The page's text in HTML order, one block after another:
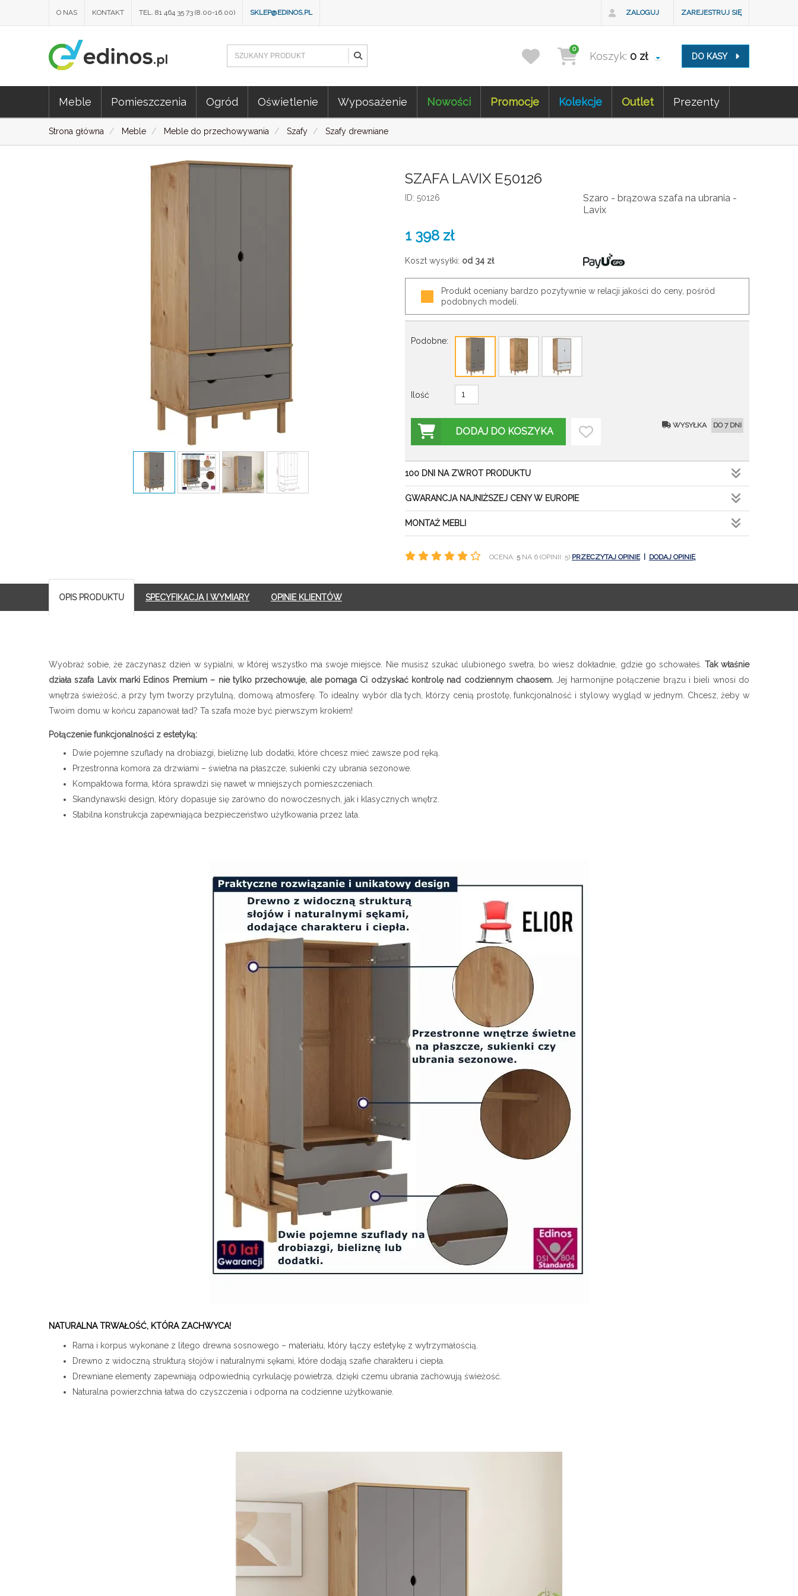
O NAS KONTAKT TEL. 81 464 35 73 (8.00-16.00) SKLEP@EDINOS.PL ZALOGUJ ZAREJESTRUJ SIĘ
Koszyk: 0 zł
0
DO KASY
Meble Pomieszczenia Ogród Oświetlenie Wyposażenie Nowości Promocje Kolekcje Outlet Prezenty
Strona główna Meble Meble do przechowywania Szafy Szafy drewniane
SZAFA LAVIX E50126
ID: 50126
Szaro - brązowa szafa na ubrania -
Lavix
1 398 zł
Koszt wysyłki: od 34 zł
Produkt oceniany bardzo pozytywnie w relacji jakości do ceny, pośród
podobnych modeli.
Podobne:
Ilość
DODAJ DO KOSZYKA
WYSYŁKA DO 7 DNI
100 DNI NA ZWROT PRODUKTU
GWARANCJA NAJNIŻSZEJ CENY W EUROPIE
MONTAŻ MEBLI
OCENA: 5NA 6 (OPINII: 5) PRZECZYTAJ OPINIE DODAJ OPINIĘ
OPIS PRODUKTU SPECYFIKACJA I WYMIARY OPINIE KLIENTÓW
Wyobraź sobie, że zaczynasz dzień w sypialni, w której wszystko ma swoje miejsce. Nie musisz szukać ulubionego swetra, bo wiesz dokładnie, gdzie go schowałeś. Tak właśnie
działa szafa Lavix marki Edinos Premium – nie tylko przechowuje, ale pomaga Ci odzyskać kontrolę nad codziennym chaosem. Jej harmonijne połączenie brązu i bieli wnosi do
wnętrza świeżość, a przy tym tworzy przytulną, domową atmosferę. To idealny wybór dla tych, którzy cenią prostotę, funkcjonalność i stylowy wygląd w jednym. Chcesz, żeby w
Twoim domu w końcu zapanował ład? Ta szafa może być pierwszym krokiem!
Połączenie funkcjonalności z estetyką:
Dwie pojemne szuflady na drobiazgi, bieliznę lub dodatki, które chcesz mieć zawsze pod ręką.
Przestronna komora za drzwiami – świetna na płaszcze, sukienki czy ubrania sezonowe.
Kompaktowa forma, która sprawdzi się nawet w mniejszych pomieszczeniach.
Skandynawski design, który dopasuje się zarówno do nowoczesnych, jak i klasycznych wnętrz.
Stabilna konstrukcja zapewniająca bezpieczeństwo użytkowania przez lata.
NATURALNA TRWAŁOŚĆ, KTÓRA ZACHWYCA!
Rama i korpus wykonane z litego drewna sosnowego – materiału, który łączy estetykę z wytrzymałością.
Drewno z widoczną strukturą słojów i naturalnymi sękami, które dodają szafie charakteru i ciepła.
Drewniane elementy zapewniają odpowiednią cyrkulację powietrza, dzięki czemu ubrania zachowują świeżość.
Naturalna powierzchnia łatwa do czyszczenia i odporna na codzienne użytkowanie.